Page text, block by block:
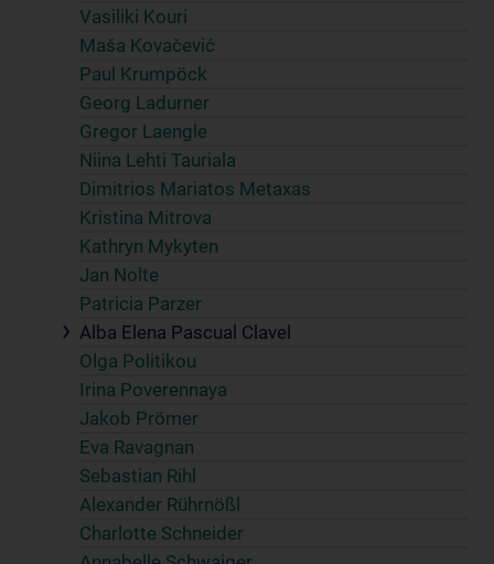
Vasiliki Kouri
Maša Kovačević
Paul Krumpöck
Georg Ladurner
Gregor Laengle
Niina Lehti Tauriala
Dimitrios Mariatos Metaxas
Kristina Mitrova
Kathryn Mykyten
Jan Nolte
Patricia Parzer
Alba Elena Pascual Clavel
Olga Politikou
Irina Poverennaya
Jakob Prömer
Eva Ravagnan
Sebastian Rihl
Alexander Rührnößl
Charlotte Schneider